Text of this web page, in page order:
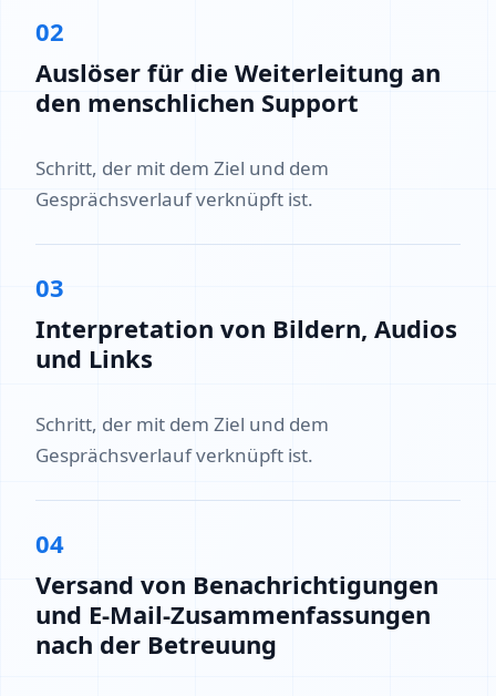
02
Auslöser für die Weiterleitung an
den menschlichen Support
Schritt, der mit dem Ziel und dem
Gesprächsverlauf verknüpft ist.
03
Interpretation von Bildern, Audios
und Links
Schritt, der mit dem Ziel und dem
Gesprächsverlauf verknüpft ist.
04
Versand von Benachrichtigungen
und E-Mail-Zusammenfassungen
nach der Betreuung